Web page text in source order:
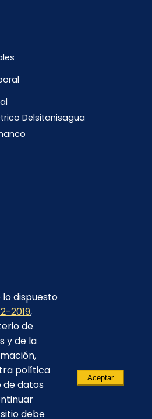
Delsitanisagua
dispuesto
2019,
de
y de la
política
datos
debe
Aceptar